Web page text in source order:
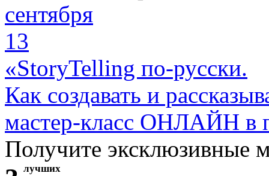
сентября
13
«StoryTelling по-русски.
Как создавать и
мастер-класс ОНЛАЙН в
Получите эксклюзивные
лучших